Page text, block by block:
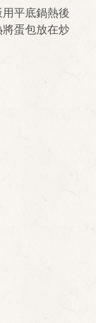
平底鍋熱後
蛋包放在炒